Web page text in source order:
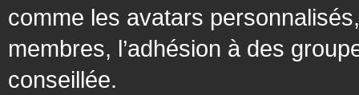
comme les avatars
membres, l’adhésion à des
conseillée.